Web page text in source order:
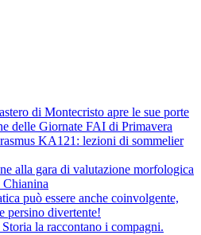
di Montecristo apre le sue porte
delle Giornate FAI di Primavera
KA121: lezioni di sommelier
alla gara di valutazione morfologica
Chianina
può essere anche coinvolgente,
persino divertente!
la raccontano i compagni.